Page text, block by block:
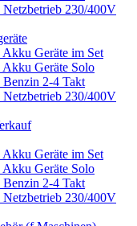
Netzbetrieb 230/400V
Akku Geräte im Set
Akku Geräte Solo
Benzin 2-4 Takt
Netzbetrieb 230/400V
Akku Geräte im Set
Akku Geräte Solo
Benzin 2-4 Takt
Netzbetrieb 230/400V